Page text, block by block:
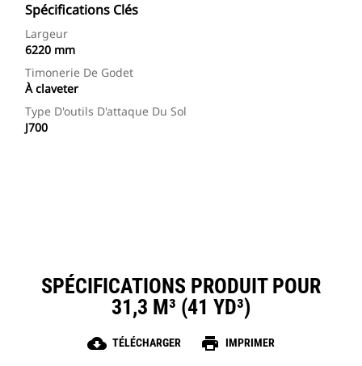
Spécifications Clés
Largeur
6220 mm
Timonerie De Godet
À claveter
Type D'outils D'attaque Du Sol
J700
SPÉCIFICATIONS PRODUIT POUR
31,3 M³ (41 YD³)
cloud_download TÉLÉCHARGER print IMPRIMER